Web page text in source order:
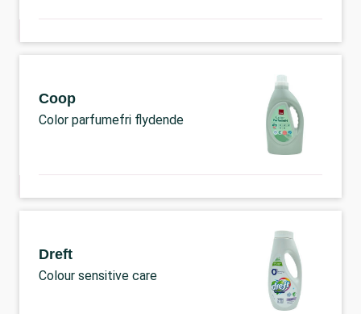
Coop
Color parfumefri flydende
Dreft
Colour sensitive care